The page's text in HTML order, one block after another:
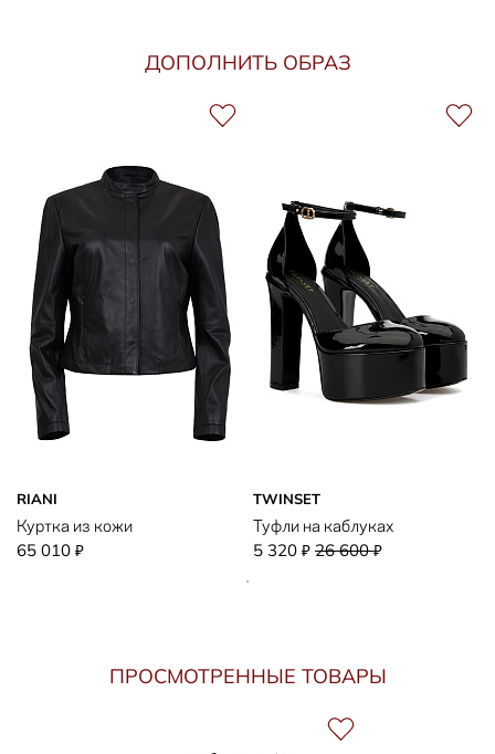
ДОПОЛНИТЬ ОБРАЗ
RIANI
Куртка из кожи
65 010 ₽
TWINSET
Туфли на каблуках
5 320 ₽ 26 600₽
ПРОСМОТРЕННЫЕ ТОВАРЫ